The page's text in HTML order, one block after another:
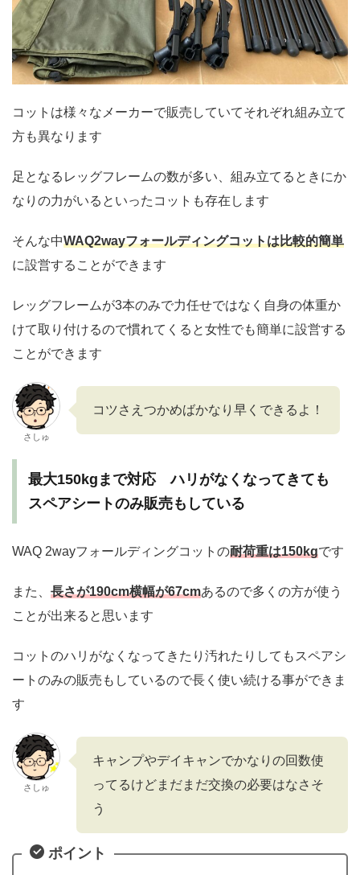
コットは様々なメーカーで販売していてそれぞれ組み立て
方も異なります
足となるレッグフレームの数が多い、組み立てるときにか
なりの力がいるといったコットも存在します
そんな中WAQ2wayフォールディングコットは比較的簡単
に設営することができます
レッグフレームが3本のみで力任せではなく自身の体重か
けて取り付けるので慣れてくると女性でも簡単に設営する
ことができます
さしゅ
コツさえつかめばかなり早くできるよ！
最大150kgまで対応 ハリがなくなってきても
スペアシートのみ販売もしている
WAQ 2wayフォールディングコットの耐荷重は150kgです
また、 長さが190cm横幅が67cmあるので多くの方が使う
ことが出来ると思います
コットのハリがなくなってきたり汚れたりしてもスペアシ
ートのみの販売もしているので長く使い続ける事ができま
す
さしゅ
キャンプやデイキャンでかなりの回数使
ってるけどまだまだ交換の必要はなさそ
う
ポイント